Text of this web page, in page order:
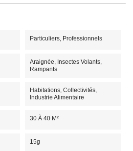
Particuliers, Professionnels
Araignée, Insectes Volants,
Rampants
Habitations, Collectivités,
Industrie Alimentaire
30 À 40 M²
15g